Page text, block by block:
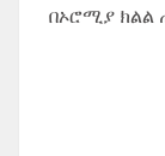
በኦሮሚያ ክልል